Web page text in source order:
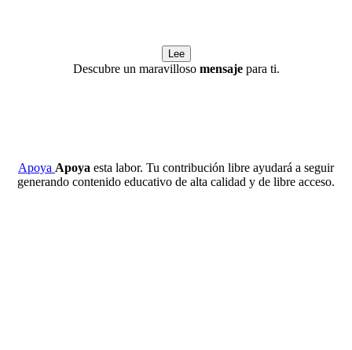
Lee
Descubre un maravilloso mensajepara ti.
Apoya Apoya esta labor. Tu contribución libre ayudará a seguir
generando contenido educativo de alta calidad y de libre acceso.